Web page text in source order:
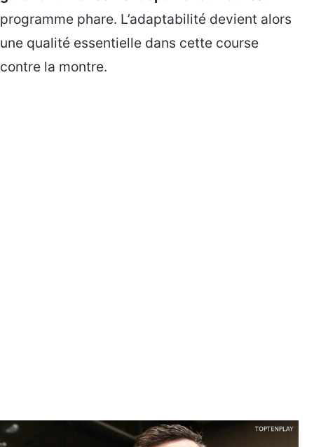
programme phare. L’adaptabilité devient alors
une qualité essentielle dans cette course
contre la montre.